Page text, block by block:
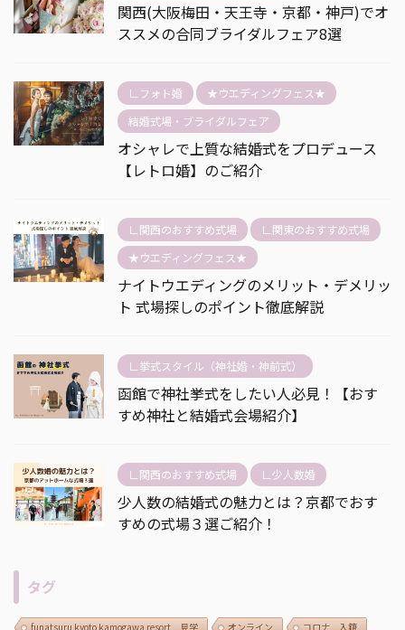
関西(大阪梅田・天王寺・京都・神戸)でオ
ススメの合同ブライダルフェア8選
∟フォト婚
★ウエディングフェス★
結婚式場・ブライダルフェア
オシャレで上質な結婚式をプロデュース
【レトロ婚】のご紹介
∟関西のおすすめ式場
∟関東のおすすめ式場
★ウエディングフェス★
ナイトウエディングのメリット・デメリッ
ト 式場探しのポイント徹底解説
∟挙式スタイル（神社婚・神前式）
函館で神社挙式をしたい人必見！【おす
すめ神社と結婚式会場紹介】
∟関西のおすすめ式場 ∟少人数婚
少人数の結婚式の魅力とは？京都でおす
すめの式場３選ご紹介！
タグ
funatsuru kyoto kamogawa resort 見学 オンライン コロナ 入籍